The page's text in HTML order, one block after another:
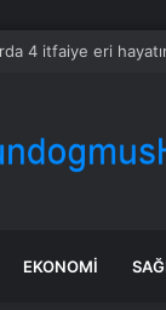
4 itfaiye eri
EKONOMI